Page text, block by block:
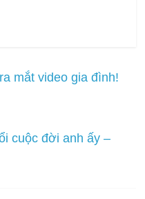
mắt video gia đình!
cuộc đời anh ấy –